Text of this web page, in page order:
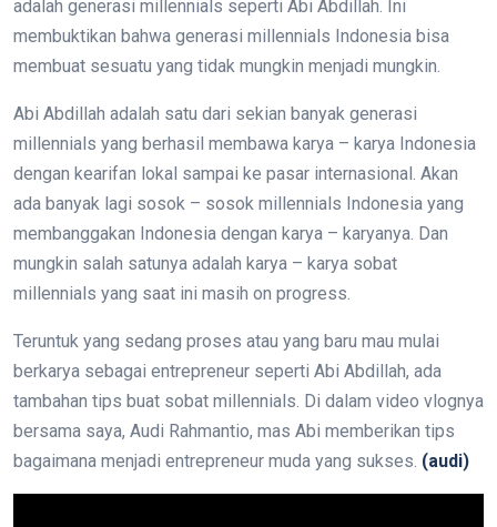
adalah generasi millennials seperti Abi Abdillah. Ini
membuktikan bahwa generasi millennials Indonesia bisa
membuat sesuatu yang tidak mungkin menjadi mungkin.
Abi Abdillah adalah satu dari sekian banyak generasi
millennials yang berhasil membawa karya – karya Indonesia
dengan kearifan lokal sampai ke pasar internasional. Akan
ada banyak lagi sosok – sosok millennials Indonesia yang
membanggakan Indonesia dengan karya – karyanya. Dan
mungkin salah satunya adalah karya – karya sobat
millennials yang saat ini masih on progress.
Teruntuk yang sedang proses atau yang baru mau mulai
berkarya sebagai entrepreneur seperti Abi Abdillah, ada
tambahan tips buat sobat millennials. Di dalam video vlognya
bersama saya, Audi Rahmantio, mas Abi memberikan tips
bagaimana menjadi entrepreneur muda yang sukses. (audi)